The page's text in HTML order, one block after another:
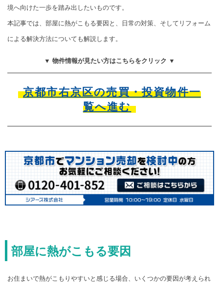
境へ向けた一歩を踏み出したいものです。
本記事では、部屋に熱がこもる要因と、日常の対策、そしてリフォーム
による解決方法についても解説します。
▼ 物件情報が見たい方はこちらをクリック ▼
京都市右京区の売買・投資物件一
覧へ進む
部屋に熱がこもる要因
お住まいで熱がこもりやすいと感じる場合、いくつかの要因が考えられ